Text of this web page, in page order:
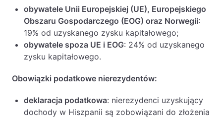
obywatele Unii Europejskiej (UE), Europejskiego
Obszaru Gospodarczego (EOG) oraz Norwegii:
19% od uzyskanego zysku kapitałowego;
obywatele spoza UE i EOG: 24% od uzyskanego
zysku kapitałowego.
Obowiązki podatkowe nierezydentów:
deklaracja podatkowa: nierezydenci uzyskujący
dochody w Hiszpanii są zobowiązani do złożenia